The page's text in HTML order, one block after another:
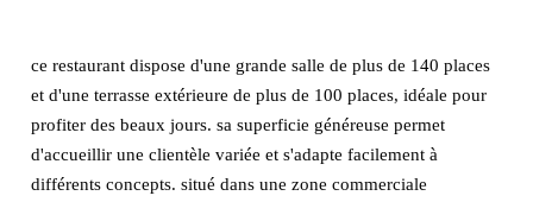
ce restaurant dispose d'une grande salle de plus de 140 places
et d'une terrasse extérieure de plus de 100 places, idéale pour
profiter des beaux jours. sa superficie généreuse permet
d'accueillir une clientèle variée et s'adapte facilement à
différents concepts. situé dans une zone commerciale